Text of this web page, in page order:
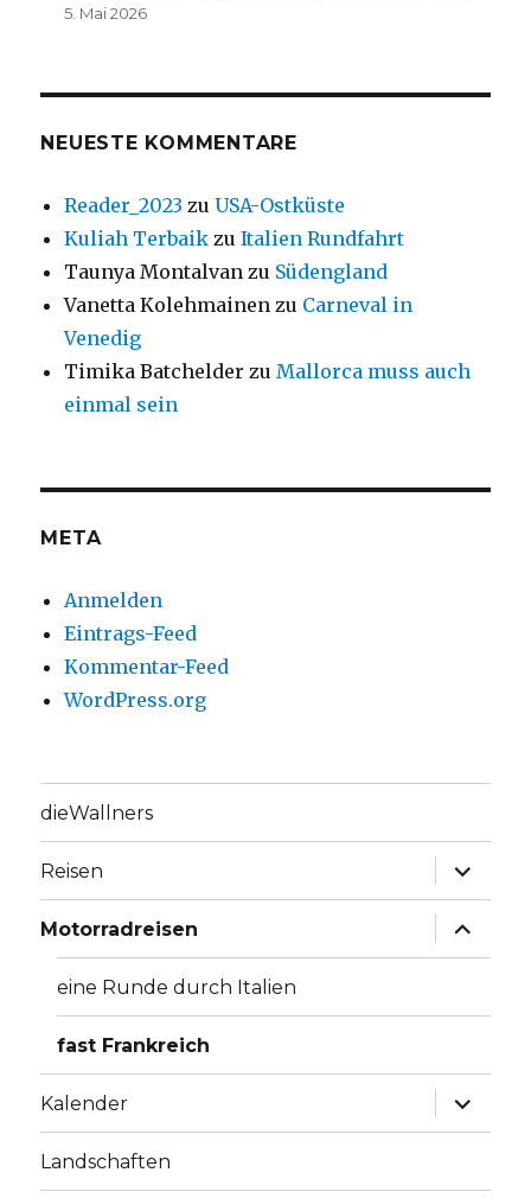
5. Mai 2026
NEUESTE KOMMENTARE
Reader_2023 zuUSA-Ostküste
Kuliah Terbaik zuItalien Rundfahrt
Taunya Montalvan zu Südengland
Vanetta Kolehmainen zu Carneval in
Venedig
Timika Batchelder zuMallorca muss auch
einmal sein
META
Anmelden
Eintrags-Feed
Kommentar-Feed
WordPress.org
dieWallners
Reisen
Motorradreisen
eine Runde durch Italien
fast Frankreich
Kalender
Landschaften